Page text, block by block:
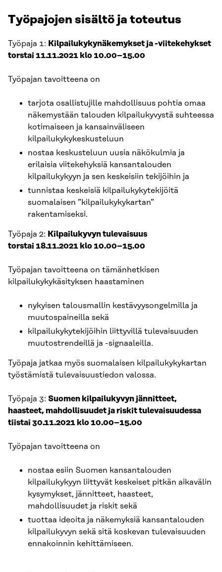
Työpajojen sisältö ja toteutus
Työpaja 1: Kilpailukykynäkemykset ja -viitekehykset
torstai 11.11.2021 klo 10.00–15.00
Työpajan tavoitteena on
tarjota osallistujille mahdollisuus pohtia omaa
näkemystään talouden kilpailukyvystä suhteessa
kotimaiseen ja kansainväliseen
kilpailukykykeskusteluun
nostaa keskusteluun uusia näkökulmia ja
erilaisia viitekehyksiä kansantalouden
kilpailukykyyn ja sen keskeisiin tekijöihin ja
tunnistaa keskeisiä kilpailukykytekijöitä
suomalaisen ”kilpailukykykartan”
rakentamiseksi.
Työpaja 2: Kilpailukyvyn tulevaisuus
torstai 18.11.2021 klo 10.00–15.00
Työpajan tavoitteena on tämänhetkisen
kilpailukykykäsityksen haastaminen
nykyisen talousmallin kestävyysongelmilla ja
muutospaineilla sekä
kilpailukykytekijöihin liittyvillä tulevaisuuden
muutostrendeillä ja -signaaleilla.
Työpaja jatkaa myös suomalaisen kilpailukykykartan
työstämistä tulevaisuustiedon valossa.
Työpaja 3: Suomen kilpailukyvyn jännitteet,
haasteet, mahdollisuudet ja riskit tulevaisuudessa
tiistai 30.11.2021 klo 10.00–15.00
Työpajan tavoitteena on
nostaa esiin Suomen kansantalouden
kilpailukykyyn liittyvät keskeiset pitkän aikavälin
kysymykset, jännitteet, haasteet,
mahdollisuudet ja riskit sekä
tuottaa ideoita ja näkemyksiä kansantalouden
kilpailukyvyn sekä sitä koskevan tulevaisuuden
ennakoinnin kehittämiseen.